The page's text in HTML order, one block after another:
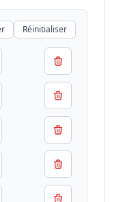
Réinitialiser